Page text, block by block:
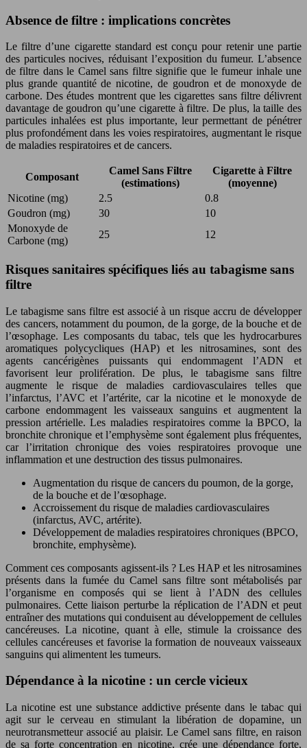
Absence de filtre : implications concrètes
Le filtre d’une cigarette standard est conçu pour retenir une partie
des particules nocives, réduisant l’exposition du fumeur. L’absence
de filtre dans le Camel sans filtre signifie que le fumeur inhale une
plus grande quantité de nicotine, de goudron et de monoxyde de
carbone. Des études montrent que les cigarettes sans filtre délivrent
davantage de goudron qu’une cigarette à filtre. De plus, la taille des
particules inhalées est plus importante, leur permettant de pénétrer
plus profondément dans les voies respiratoires, augmentant le risque
de maladies respiratoires et de cancers.
Composant
Camel Sans Filtre
(estimations)
Cigarette à Filtre
(moyenne)
Nicotine (mg)
2.5
0.8
Goudron (mg)
30
10
Monoxyde de
Carbone (mg)
25 12
Risques sanitaires spécifiques liés au tabagisme sans
filtre
Le tabagisme sans filtre est associé à un risque accru de développer
des cancers, notamment du poumon, de la gorge, de la bouche et de
l’œsophage. Les composants du tabac, tels que les hydrocarbures
aromatiques polycycliques (HAP) et les nitrosamines, sont des
agents cancérigènes puissants qui endommagent l’ADN et
favorisent leur prolifération. De plus, le tabagisme sans filtre
augmente le risque de maladies cardiovasculaires telles que
l’infarctus, l’AVC et l’artérite, car la nicotine et le monoxyde de
carbone endommagent les vaisseaux sanguins et augmentent la
pression artérielle. Les maladies respiratoires comme la BPCO, la
bronchite chronique et l’emphysème sont également plus fréquentes,
car l’irritation chronique des voies respiratoires provoque une
inflammation et une destruction des tissus pulmonaires.
Augmentation du risque de cancers du poumon, de la gorge,
de la bouche et de l’œsophage.
Accroissement du risque de maladies cardiovasculaires
(infarctus, AVC, artérite).
Développement de maladies respiratoires chroniques (BPCO,
bronchite, emphysème).
Comment ces composants agissent-ils ? Les HAP et les nitrosamines
présents dans la fumée du Camel sans filtre sont métabolisés par
l’organisme en composés qui se lient à l’ADN des cellules
pulmonaires. Cette liaison perturbe la réplication de l’ADN et peut
entraîner des mutations qui conduisent au développement de cellules
cancéreuses. La nicotine, quant à elle, stimule la croissance des
cellules cancéreuses et favorise la formation de nouveaux vaisseaux
sanguins qui alimentent les tumeurs.
Dépendance à la nicotine : un cercle vicieux
La nicotine est une substance addictive présente dans le tabac qui
agit sur le cerveau en stimulant la libération de dopamine, un
neurotransmetteur associé au plaisir. Le Camel sans filtre, en raison
de sa forte concentration en nicotine, crée une dépendance forte,